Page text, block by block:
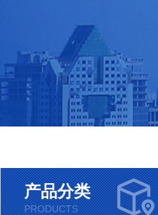
产品分类
PRODUCTS